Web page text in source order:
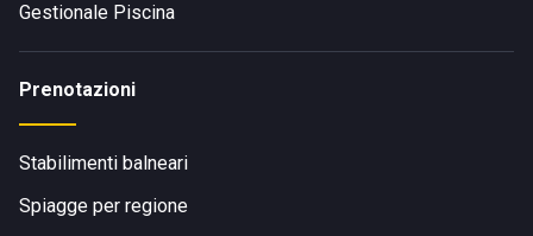
Gestionale Piscina
Prenotazioni
Stabilimenti balneari
Spiagge per regione